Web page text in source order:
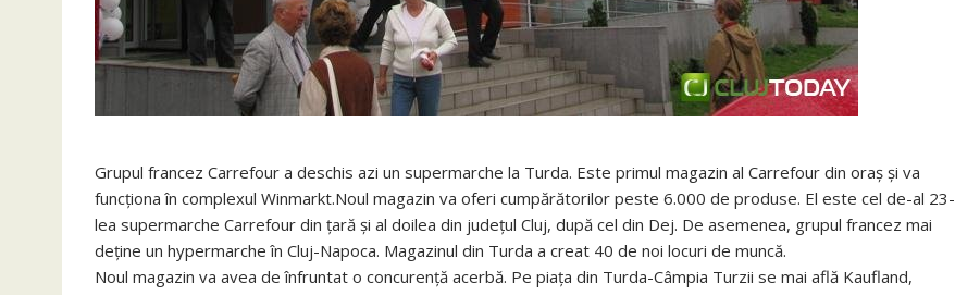
Grupul francez Carrefour a deschis azi un supermarche la Turda. Este primul magazin al Carrefour din oraş şi va
funcţiona în complexul Winmarkt.Noul magazin va oferi cumpărătorilor peste 6.000 de produse. El este cel de-al 23-
lea supermarche Carrefour din ţară şi al doilea din judeţul Cluj, după cel din Dej. De asemenea, grupul francez mai
deţine un hypermarche în Cluj-Napoca. Magazinul din Turda a creat 40 de noi locuri de muncă.
Noul magazin va avea de înfruntat o concurenţă acerbă. Pe piaţa din Turda-Câmpia Turzii se mai află Kaufland,